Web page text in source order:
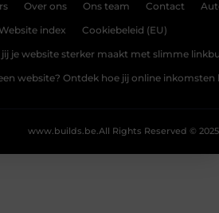
Over ons Ons team Contact
Website index Cookiebeleid (EU)
jij je website sterker maakt met slimme
website? Ontdek hoe jij online
All Rights Reserved © 2025
www.builds.be.